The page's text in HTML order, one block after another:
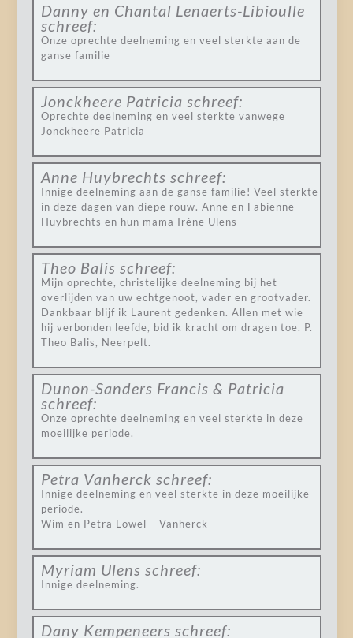
Danny en Chantal Lenaerts-Libioulle
schreef:
Onze oprechte deelneming en veel sterkte aan de
ganse familie
Jonckheere Patricia schreef:
Oprechte deelneming en veel sterkte vanwege
Jonckheere Patricia
Anne Huybrechts schreef:
Innige deelneming aan de ganse familie! Veel sterkte
in deze dagen van diepe rouw. Anne en Fabienne
Huybrechts en hun mama Irène Ulens
Theo Balis schreef:
Mijn oprechte, christelijke deelneming bij het
overlijden van uw echtgenoot, vader en grootvader.
Dankbaar blijf ik Laurent gedenken. Allen met wie
hij verbonden leefde, bid ik kracht om dragen toe. P.
Theo Balis, Neerpelt.
Dunon-Sanders Francis & Patricia
schreef:
Onze oprechte deelneming en veel sterkte in deze
moeilijke periode.
Petra Vanherck schreef:
Innige deelneming en veel sterkte in deze moeilijke
periode.
Wim en Petra Lowel – Vanherck
Myriam Ulens schreef:
Innige deelneming.
Dany Kempeneers schreef: